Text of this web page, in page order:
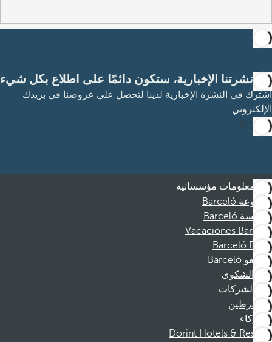
مع نشرتنا الإخبارية، ستكون دائمًا على اطلاع بكل شيء
اشترك في النشرة الإخبارية لدينا لتحصل على عروضنا في بريدك
الإلكتروني.
الاشتراك
معلومات مؤسساتية
مجموعة Barceló
مؤسسة Barceló
Vacaciones Barceló
Barceló Films
موظفو Barceló
قناة الشكوى
الشركات
المنخرطين
الشركاء
Dorint Hotels & Resorts